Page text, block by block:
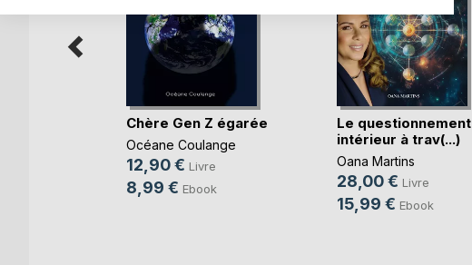
Chère Gen Z égarée
Océane Coulange
12,90 € Livre
8,99 € Ebook
Le questionnement
intérieur à trav(...)
Oana Martins
28,00 € Livre
15,99 € Ebook